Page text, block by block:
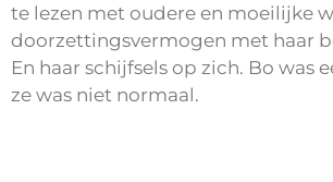
te lezen met oudere en moeilijke
doorzettingsvermogen met haar
En haar schijfsels op zich. Bo was
ze was niet normaal.